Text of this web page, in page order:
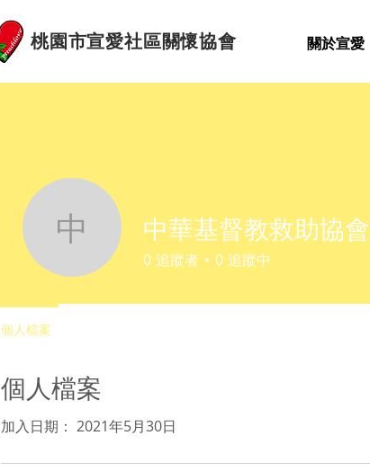
桃園市宣愛社區關懷協會 關於宣愛
個人檔案
加入日期： 2021年5月30日
中華基督教救助協會
中華基督教救助協會
0 追蹤者 0 追蹤中
個人檔案